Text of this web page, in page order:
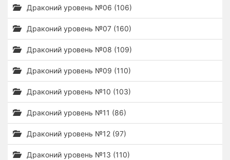
Драконий уровень №06 (106)
Драконий уровень №07 (160)
Драконий уровень №08 (109)
Драконий уровень №09 (110)
Драконий уровень №10 (103)
Драконий уровень №11 (86)
Драконий уровень №12 (97)
Драконий уровень №13 (110)